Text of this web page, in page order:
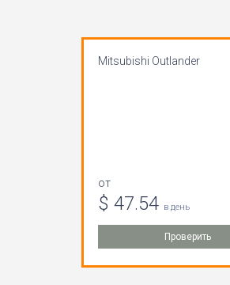
Mitsubishi Outlander
от
$ 47.54 в день
Проверить